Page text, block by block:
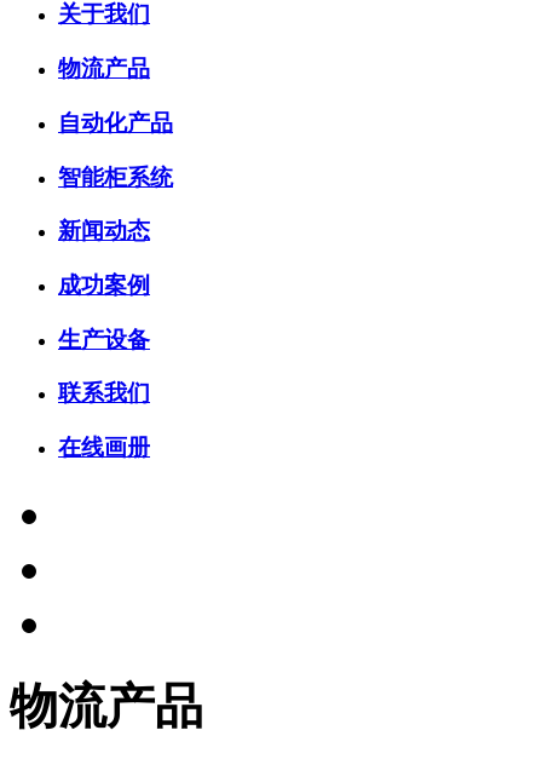
关于我们
物流产品
自动化产品
智能柜系统
新闻动态
成功案例
生产设备
联系我们
在线画册
物流产品